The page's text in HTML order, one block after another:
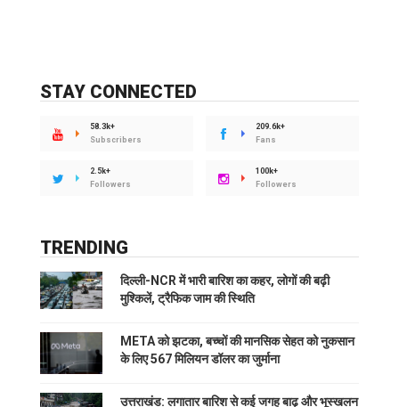
STAY CONNECTED
58.3k+
Subscribers
209.6k+
Fans
2.5k+
Followers
100k+
Followers
TRENDING
दिल्ली-NCR में भारी बारिश का कहर, लोगों की बढ़ी
मुश्किलें, ट्रैफिक जाम की स्थिति
META को झटका, बच्चों की मानसिक सेहत को नुकसान
के लिए 567 मिलियन डॉलर का जुर्माना
उत्तराखंड: लगातार बारिश से कई जगह बाढ़ और भूस्खलन